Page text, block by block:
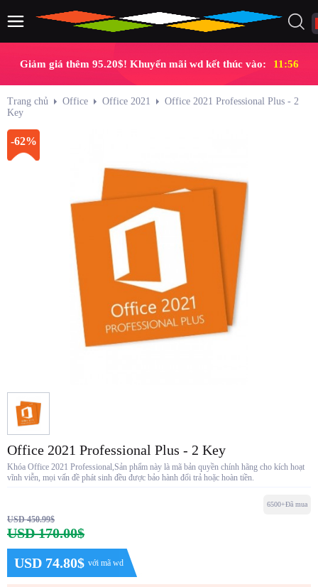
Giảm giá thêm 95.20$! Khuyến mãi wd kết thúc vào: 11:56
Trang chủ Office Office 2021
Office 2021 Professional Plus - 2
Key
-62%
Office 2021 Professional Plus - 2 Key
Khóa Office 2021 Professional,Sản phẩm này là mã bản quyền chính hãng cho kích hoạt
vĩnh viễn, mọi vấn đề phát sinh đều được bảo hành đổi trả hoặc hoàn tiền.
USD 450.99$
USD 170.00$
USD 74.80$ với mã wd
6500+Đã mua